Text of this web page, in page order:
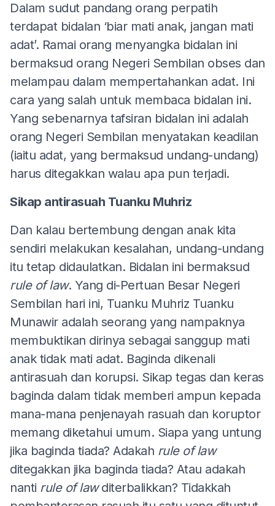
Dalam sudut pandang orang perpatih
terdapat bidalan ‘biar mati anak, jangan mati
adat’. Ramai orang menyangka bidalan ini
bermaksud orang Negeri Sembilan obses dan
melampau dalam mempertahankan adat. Ini
cara yang salah untuk membaca bidalan ini.
Yang sebenarnya tafsiran bidalan ini adalah
orang Negeri Sembilan menyatakan keadilan
(iaitu adat, yang bermaksud undang-undang)
harus ditegakkan walau apa pun terjadi.
Sikap antirasuah Tuanku Muhriz
Dan kalau bertembung dengan anak kita
sendiri melakukan kesalahan, undang-undang
itu tetap didaulatkan. Bidalan ini bermaksud
rule of law. Yang di-Pertuan Besar Negeri
Sembilan hari ini, Tuanku Muhriz Tuanku
Munawir adalah seorang yang nampaknya
membuktikan dirinya sebagai sanggup mati
anak tidak mati adat. Baginda dikenali
antirasuah dan korupsi. Sikap tegas dan keras
baginda dalam tidak memberi ampun kepada
mana-mana penjenayah rasuah dan koruptor
memang diketahui umum. Siapa yang untung
jika baginda tiada? Adakah rule of law
ditegakkan jika baginda tiada? Atau adakah
nanti rule of lawditerbalikkan? Tidakkah